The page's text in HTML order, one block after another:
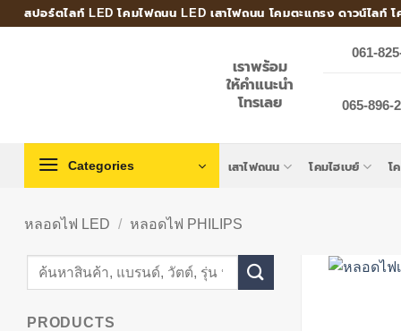
Skipสปอร์ตไลท์ LED โคมไฟถนน LED เสาไฟถนน โคมตะแกรง ดาวน์ไลท์ โ
เราพร้อม
ให้คำแนะนำ
โทรเลย
061-
065-896-
Categories เสาไฟถนน โคมไฮเบย์ โ
หลอดไฟ LED / หลอดไฟ PHILIPS
Search
for:
PRODUCTS